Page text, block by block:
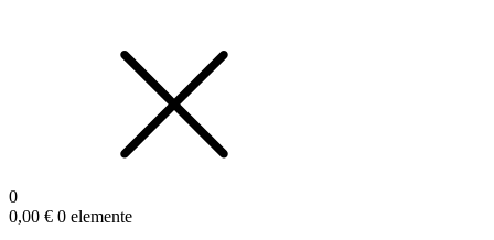
0
0,00 € 0 elemente